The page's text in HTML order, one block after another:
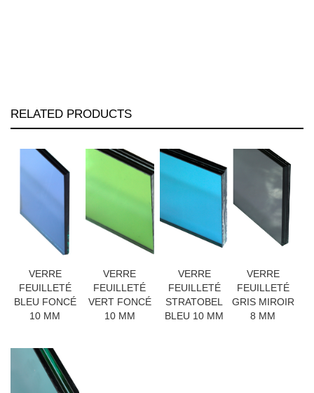
RELATED PRODUCTS
VERRE
FEUILLETÉ
BLEU FONCÉ
10 MM
VERRE
FEUILLETÉ
VERT FONCÉ
10 MM
VERRE
FEUILLETÉ
STRATOBEL
BLEU 10 MM
VERRE
FEUILLETÉ
GRIS MIROIR
8 MM